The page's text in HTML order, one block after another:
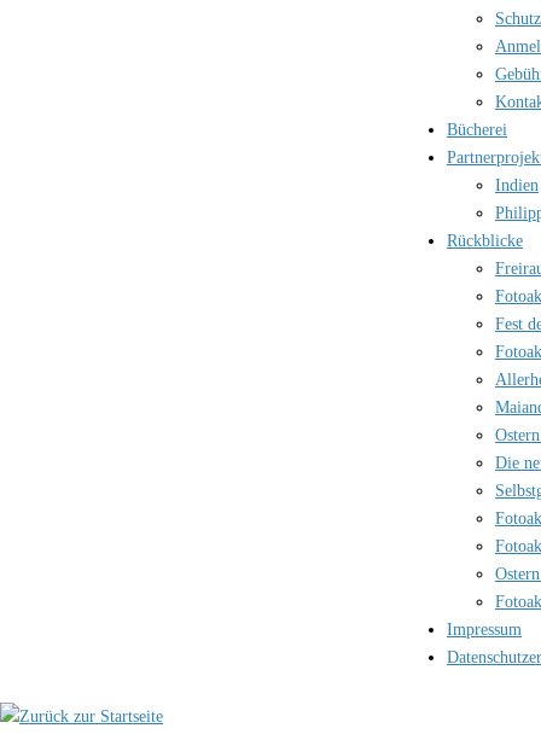
Bücherei
Indien
Rückblicke
Fest
Die
Impressum